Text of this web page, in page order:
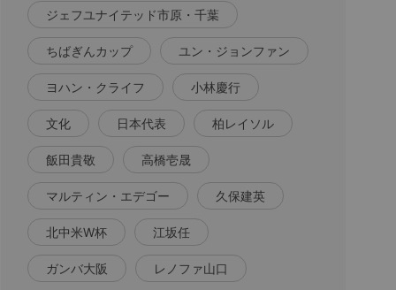
ジェフユナイテッド市原・千葉
ちばぎんカップ ユン・ジョンファン
ヨハン・クライフ 小林慶行
文化 日本代表 柏レイソル
飯田貴敬 高橋壱晟
マルティン・エデゴー 久保建英
北中米W杯 江坂任
ガンバ大阪 レノファ山口